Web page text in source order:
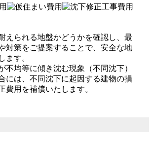
えられる地盤かどうかを確認し、最
対策をご提案することで、安全な地
ます。
不均等に傾き沈む現象（不同沈下）
には、不同沈下に起因する建物の損
費用を補償いたします。